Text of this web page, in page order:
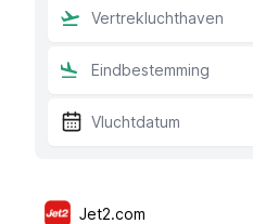
Jet2.com